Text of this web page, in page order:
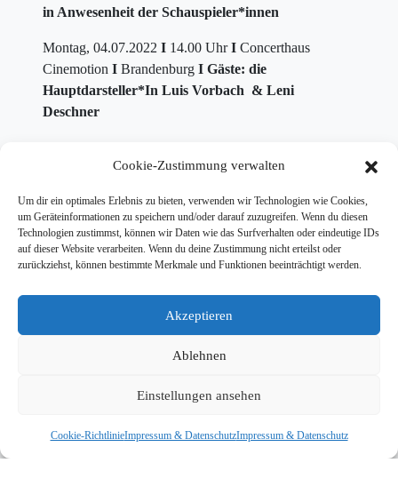
Cookie-Zustimmung verwalten
Um dir ein optimales Erlebnis zu bieten, verwenden wir Technologien wie Cookies,
um Geräteinformationen zu speichern und/oder darauf zuzugreifen. Wenn du diesen
Technologien zustimmst, können wir Daten wie das Surfverhalten oder eindeutige IDs
auf dieser Website verarbeiten. Wenn du deine Zustimmung nicht erteilst oder
zurückziehst, können bestimmte Merkmale und Funktionen beeinträchtigt werden.
Akzeptieren
Ablehnen
Einstellungen ansehen
Cookie-RichtlinieImpressum & DatenschutzImpressum & Datenschutz
in Anwesenheit der Schauspieler*innen
Montag, 04.07.2022 I 14.00 UhrI Concerthaus
Cinemotion I Brandenburg I Gäste: die
Hauptdarsteller*In Luis Vorbach & Leni
Deschner
I Gäste: die Hauptdarsteller*In Luis
Dienstag, 05.07.2022I14.00 UhrIZuckerfabrikI
HalberstadtI Gäste: die Hauptdarsteller*In Luis
Vorbach & Leni Deschner
I Gäste: die Hauptdarsteller*In Luis
LübbenI Gäste: die Hauptdarsteller*In
direkt und nur im Kino!